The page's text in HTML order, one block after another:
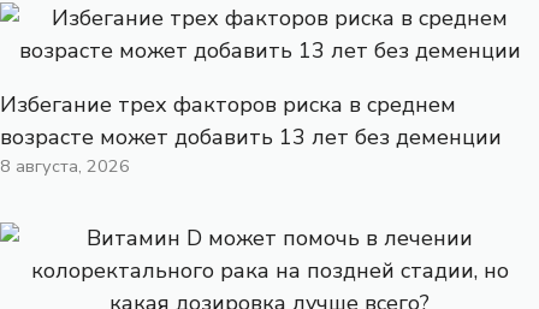
Избегание трех факторов риска в среднем
возрасте может добавить 13 лет без деменции
8 августа, 2026